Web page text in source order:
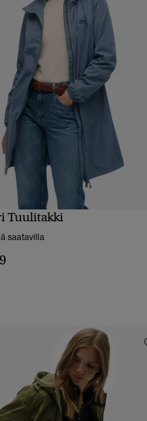
Tuulitakki
saatavilla